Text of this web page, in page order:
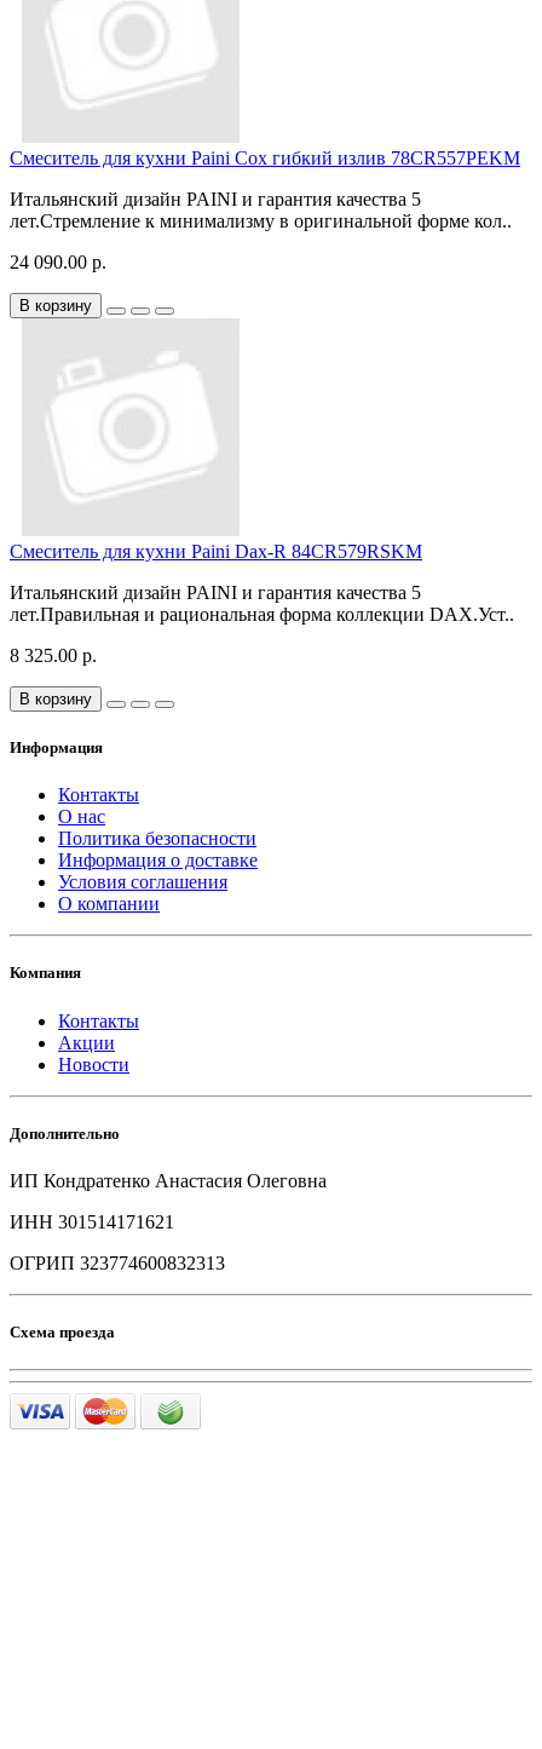
Смеситель для кухни Paini Cox гибкий излив 78CR557PEKM
Итальянский дизайн PAINI и гарантия качества 5
лет.Стремление к минимализму в оригинальной форме кол..
24 090.00 р.
В корзину
Смеситель для кухни Paini Dax-R 84CR579RSKM
Итальянский дизайн PAINI и гарантия качества 5
лет.Правильная и рациональная форма коллекции DAX.Уст..
8 325.00 р.
В корзину
Информация
Контакты
О нас
Политика безопасности
Информация о доставке
Условия соглашения
О компании
Компания
Контакты
Акции
Новости
Дополнительно
ИП Кондратенко Анастасия Олеговна
ИНН 301514171621
ОГРИП 323774600832313
Схема проезда